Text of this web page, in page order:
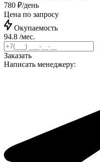
780 ₽/день
Цена по запросу
Окупаемость
94.8 /мес.
Заказать
Написать менеджеру: